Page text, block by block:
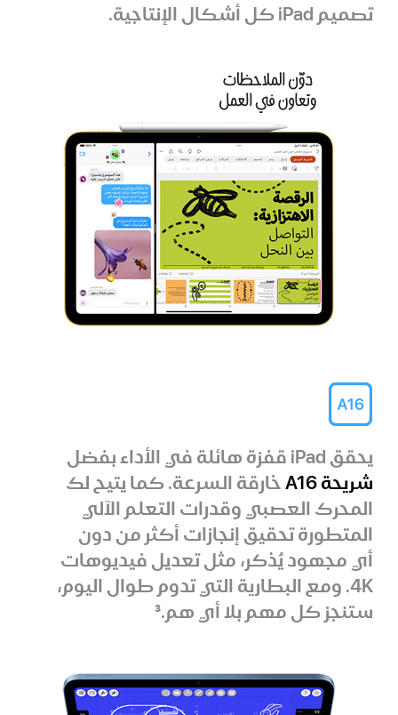
تصميم iPad كل أشكال الإنتاجية.
يحقق iPad قفزة هائلة في الأداء بفضل
شريحة A16
خارقة السرعة. كما يتيح لك
المحرك العصبي وقدرات التعلم الآلي
المتطورة تحقيق إنجازات أكثر من دون
أي مجهود يُذكر، مثل تعديل فيديوهات
4K. ومع البطارية التي تدوم طوال اليوم،
ستنجز كل مهم بلا أي هم.3